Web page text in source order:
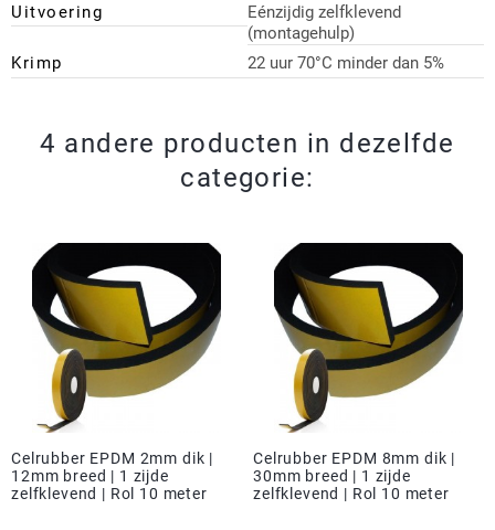
Uitvoering
Eénzijdig zelfklevend
(montagehulp)
Krimp
22 uur 70°C minder dan 5%
4 andere producten in dezelfde
categorie:
Celrubber EPDM 2mm dik |
12mm breed | 1 zijde
zelfklevend | Rol 10 meter
Celrubber EPDM 8mm dik |
30mm breed | 1 zijde
zelfklevend | Rol 10 meter